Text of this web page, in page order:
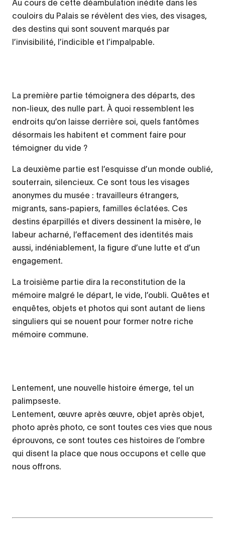
Au cours de cette déambulation inédite dans les
couloirs du Palais se révèlent des vies, des visages,
des destins qui sont souvent marqués par
l’invisibilité, l’indicible et l’impalpable.
La première partie témoignera des départs, des
non-lieux, des nulle part. À quoi ressemblent les
endroits qu’on laisse derrière soi, quels fantômes
désormais les habitent et comment faire pour
témoigner du vide ?
La deuxième partie est l’esquisse d’un monde oublié,
souterrain, silencieux. Ce sont tous les visages
anonymes du musée : travailleurs étrangers,
migrants, sans-papiers, familles éclatées. Ces
destins éparpillés et divers dessinent la misère, le
labeur acharné, l’effacement des identités mais
aussi, indéniablement, la figure d’une lutte et d’un
engagement.
La troisième partie dira la reconstitution de la
mémoire malgré le départ, le vide, l’oubli. Quêtes et
enquêtes, objets et photos qui sont autant de liens
singuliers qui se nouent pour former notre riche
mémoire commune.
Lentement, une nouvelle histoire émerge, tel un
palimpseste.
Lentement, œuvre après œuvre, objet après objet,
photo après photo, ce sont toutes ces vies que nous
éprouvons, ce sont toutes ces histoires de l’ombre
qui disent la place que nous occupons et celle que
nous offrons.